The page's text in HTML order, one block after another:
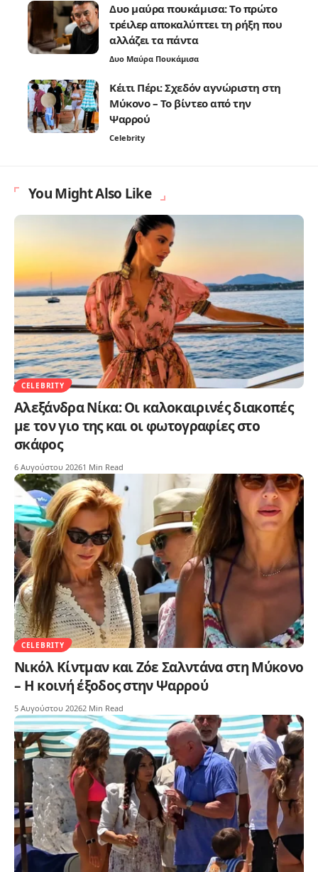
Δυο μαύρα πουκάμισα: Το πρώτο
τρέιλερ αποκαλύπτει τη ρήξη που
αλλάζει τα πάντα
Δυο Μαύρα Πουκάμισα
Κέιτι Πέρι: Σχεδόν αγνώριστη στη
Μύκονο – Το βίντεο από την
Ψαρρού
Celebrity
You Might Also Like
CELEBRITY
Αλεξάνδρα Νίκα: Οι καλοκαιρινές διακοπές
με τον γιο της και οι φωτογραφίες στο
σκάφος
6 Αυγούστου 20261 Min Read
CELEBRITY
Νικόλ Κίντμαν και Ζόε Σαλντάνα στη Μύκονο
– Η κοινή έξοδος στην Ψαρρού
5 Αυγούστου 20262 Min Read